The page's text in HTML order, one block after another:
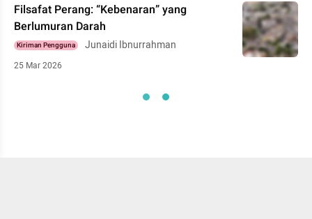
Filsafat Perang: “Kebenaran” yang
Berlumuran Darah
Kiriman Pengguna Junaidi Ibnurrahman
25 Mar 2026